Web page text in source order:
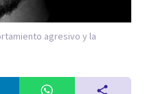
agresivo y la